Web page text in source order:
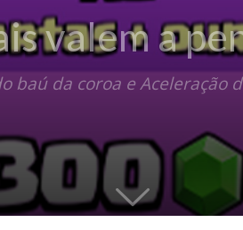
valem a
baú da coroa e Aceleração